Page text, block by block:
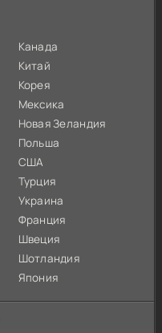
Канада
Китай
Корея
Мексика
Новая Зеландия
Польша
США
Турция
Украина
Франция
Швеция
Шотландия
Япония